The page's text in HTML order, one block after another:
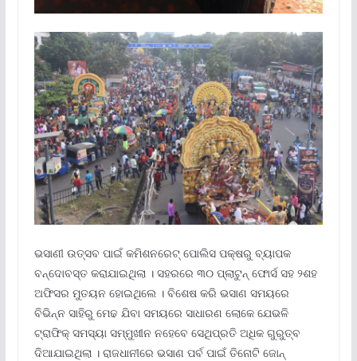
ଭସାଣୀ ଉତ୍ସବ ପାଇଁ କମିଶନରେଟ୍ ପୋଲିସ ପକ୍ଷରୁ ବ୍ୟାପକ
ବନ୍ଦୋବସ୍ତ କରାଯାଇଥିଲା । ସହରରେ ୩୦ ପ୍ଲାଟୁନ୍ ଫୋର୍ସ ସହ ୨ଶହ
ଅଫିସର ମୁତୟନ ହୋଇଥିଲେ । ବିଶେଷ କରି ଭସାଣ ସମୟରେ
ବିଭିନ୍ନ ସାହିରୁ ମେଢ ଯିବା ସମୟରେ ସାଧାରଣ ଲୋକେ ଯେଭଳି
ଟ୍ରାଫିକ୍ ସମସ୍ୟା ସମ୍ମୁଖୀନ ନହେବେ ସେଥିପ୍ରତି ଅଧିକ ଗୁରୁତ୍ବ
ଦିଆଯାଇଥିଲା । ରାଜଧାନୀରେ ଭସାଣ ପର୍ବ ପାଇଁ ତିନୋଟି ଜୋନ୍